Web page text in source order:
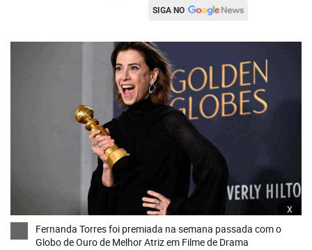
SIGA NO
x
Fernanda Torres foi premiada na semana passada com o
Globo de Ouro de Melhor Atriz em Filme de Drama